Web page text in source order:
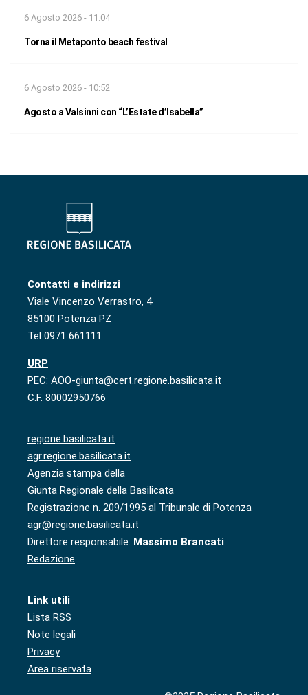
6 Agosto 2026 - 11:04
Torna il Metaponto beach festival
6 Agosto 2026 - 10:52
Agosto a Valsinni con “L’Estate d’Isabella”
Contatti e indirizzi
Viale Vincenzo Verrastro, 4
85100 Potenza PZ
Tel 0971 661111
URP
PEC: AOO-giunta@cert.regione.basilicata.it
C.F. 80002950766
regione.basilicata.it
agr.regione.basilicata.it
Agenzia stampa della
Giunta Regionale della Basilicata
Registrazione n. 209/1995 al Tribunale di Potenza
agr@regione.basilicata.it
Direttore responsabile: Massimo Brancati
Redazione
Link utili
Lista RSS
Note legali
Privacy
Area riservata